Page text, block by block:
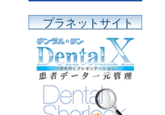
プラネットサイト